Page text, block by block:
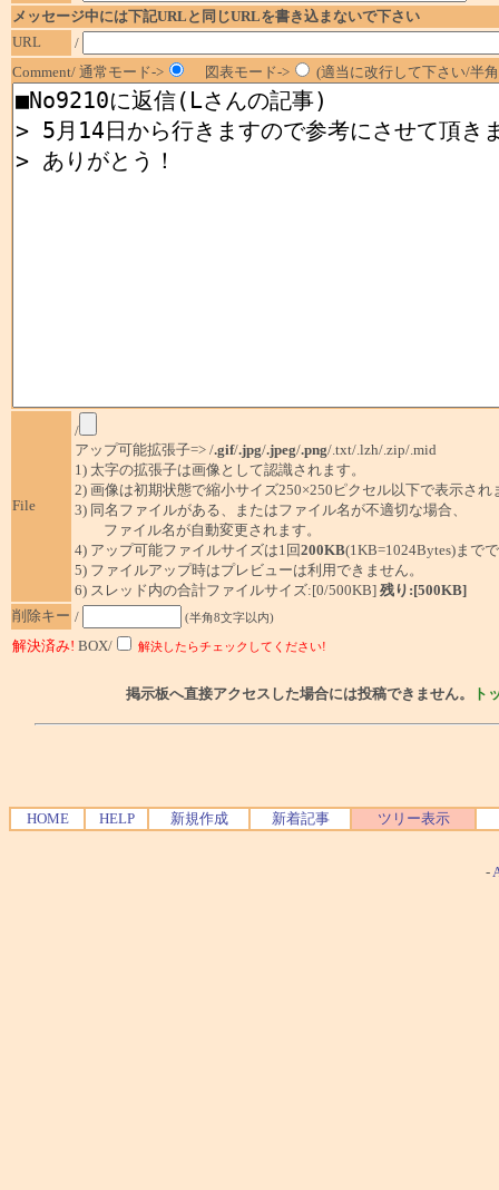
メッセージ中には下記URLと同じURLを書き込まないで下さい
URL
/
Comment/ 通常モード->
図表モード-> (適当に改行して下さい/半
File
/
アップ可能拡張子=> /.gif/.jpg/.jpeg/.png/.txt/.lzh/.zip/.mid
1) 太字の拡張子は画像として認識されます。
2) 画像は初期状態で縮小サイズ250×250ピクセル以下で表示され
3) 同名ファイルがある、またはファイル名が不適切な場合、
ファイル名が自動変更されます。
4) アップ可能ファイルサイズは1回200KB(1KB=1024Bytes)まで
5) ファイルアップ時はプレビューは利用できません。
6) スレッド内の合計ファイルサイズ:[0/500KB] 残り:[500KB]
削除キー / (半角8文字以内)
解決済み! BOX/ 解決したらチェックしてください!
掲示板へ直接アクセスした場合には投稿できません。 ト
HOME HELP 新規作成 新着記事 ツリー表示
-